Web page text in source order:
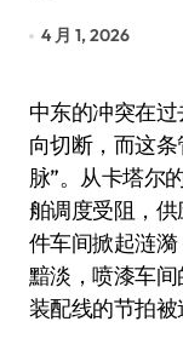
4 月 1, 2026
中东的冲突在过去数月里把一条跨海管网的供气流
向切断，而这
脉”。从卡塔尔
舶调度受阻，
件车间掀起涟
黯淡，喷漆车
装配线的节拍被